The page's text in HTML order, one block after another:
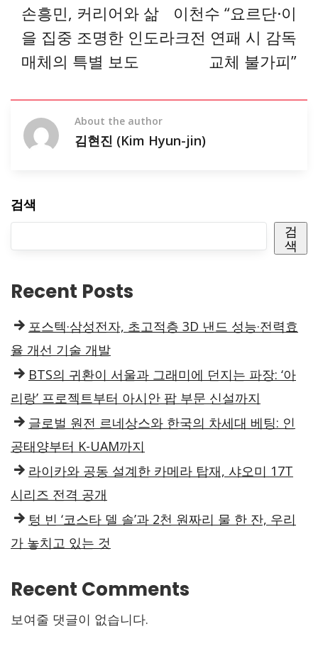
손흥민, 커리어와 삶
을 집중 조명한 인도
매체의 특별 보도
이천수 “요르단·이
라크전 연패 시 감독
교체 불가피”
About the author
김현진 (Kim Hyun-jin)
검색
검
색
Recent Posts
포스텍·삼성전자, 초고적층 3D 낸드 성능·전력효
율 개선 기술 개발
BTS의 귀환이 서울과 그래미에 던지는 파장: ‘아
리랑’ 프로젝트부터 아시안 팝 부문 신설까지
글로벌 원전 르네상스와 한국의 차세대 베팅: 인
공태양부터 K-UAM까지
라이카와 공동 설계한 카메라 탑재, 샤오미 17T
시리즈 전격 공개
텅 빈 ‘코스타 델 솔’과 2천 원짜리 물 한 잔, 우리
가 놓치고 있는 것
Recent Comments
보여줄 댓글이 없습니다.